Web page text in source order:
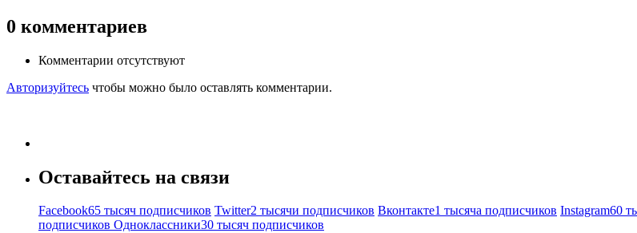
0 комментариев
Комментарии отсутствуют
Авторизуйтесь чтобы можно было оставлять комментарии.
Оставайтесь на связи
Facebook65 тысяч подписчиков Twitter2 тысячи подписчиков Вконтакте1 тысяча подписчиков Instagram60
подписчиков Одноклассники30 тысяч подписчиков